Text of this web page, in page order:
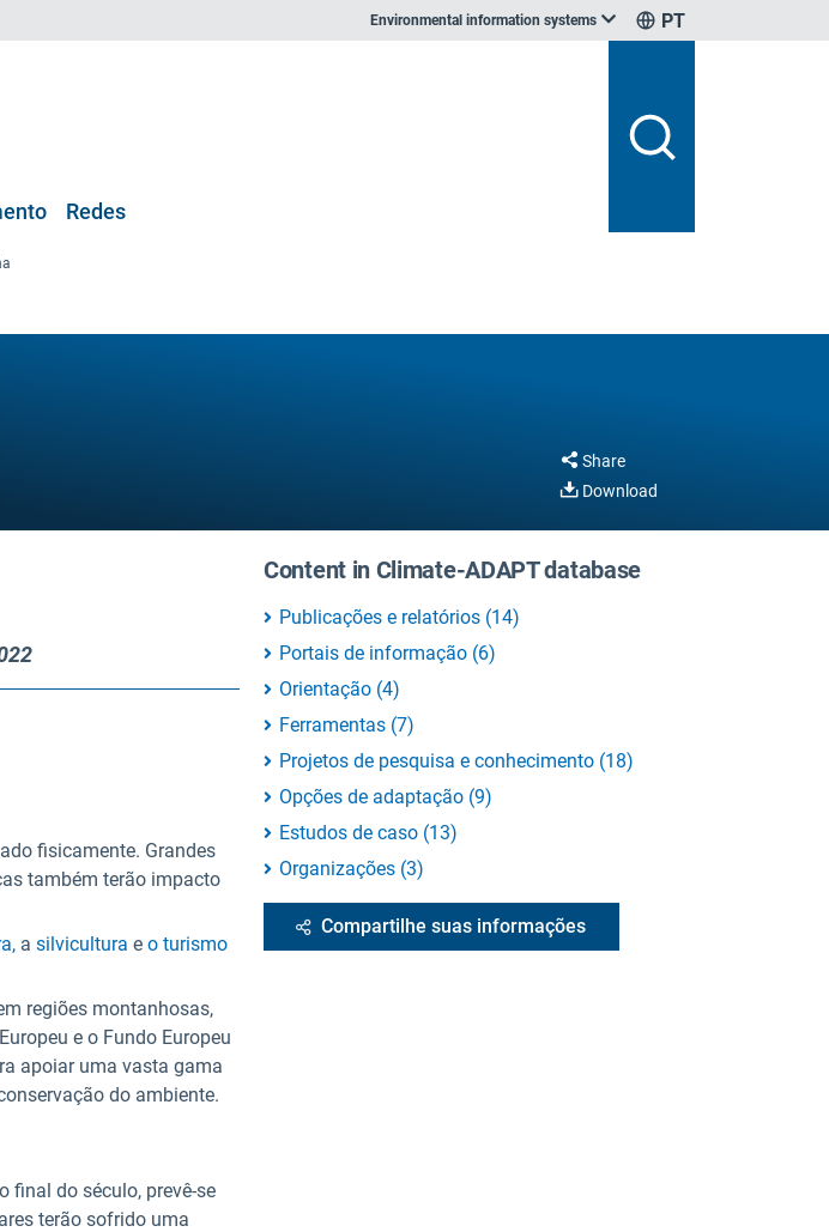
Environmental information systems PT
Redes
Share
Download
fisicamente. Grandes
também terão impacto
a silvicultura e o turismo
regiões montanhosas,
e o Fundo Europeu
apoiar uma vasta gama
do ambiente.
final do século, prevê-se
terão sofrido uma
Content in Climate-ADAPT database
Publicações e relatórios (14)
Portais de informação (6)
Orientação (4)
Ferramentas (7)
Projetos de pesquisa e conhecimento (18)
Opções de adaptação (9)
Estudos de caso (13)
Organizações (3)
Compartilhe suas informações